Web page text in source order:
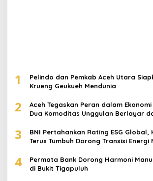
1
Pelindo dan Pemkab Aceh Utara
Krueng Geukueh Mendunia
2
Aceh Tegaskan Peran dalam
Dua Komoditas Unggulan Berlayar
3
BNI Pertahankan Rating ESG Global,
Terus Tumbuh Dorong Transisi Energi
4
Permata Bank Dorong Harmoni
di Bukit Tigapuluh